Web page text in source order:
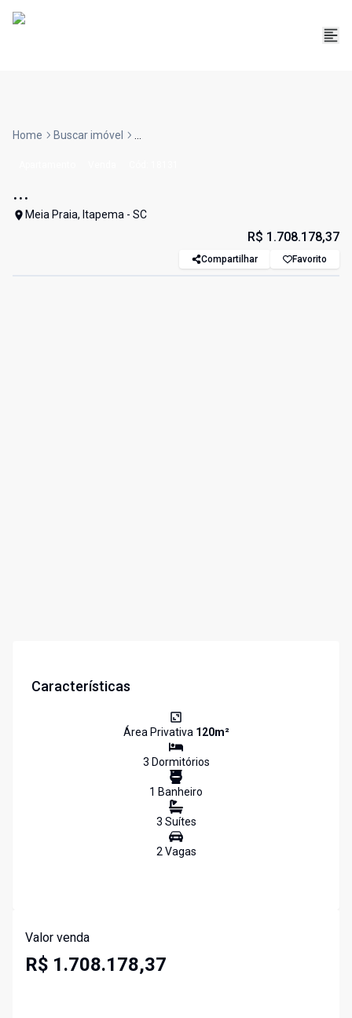
Home Buscar imóvel ...
...
Meia Praia, Itapema - SC
R$ 1.708.178,37
Compartilhar Favorito
Características
Área Privativa 120m²
3 Dormitórios
1 Banheiro
3 Suítes
2Vagas
Valor venda
R$ 1.708.178,37